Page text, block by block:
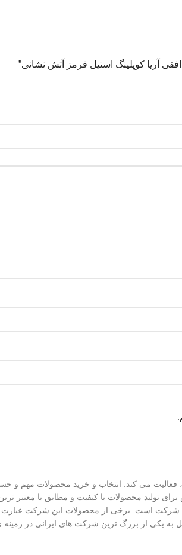
آریا کوپلینگ استیل قرمز آتش نشانی”
زمینه ی تولید تجهیزات آتش نشانی با 50 سال سابقه (از سال 1348)،
تولید محصولات با کیفیت و مطابق با معتبر
شرکت است. برخی از محصولات این شرکت عبارت
به یکی از بزرگ ترین شرکت های ایرانی در